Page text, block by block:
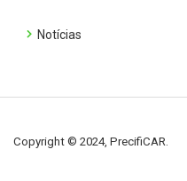
Notícias
Copyright © 2024, PrecifiCAR.